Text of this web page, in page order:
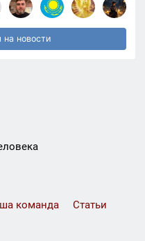
на новости
команда
Статьи